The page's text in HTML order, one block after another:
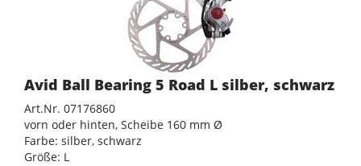
Avid Ball Bearing 5 Road L silber, schwarz
Art.Nr. 07176860
vorn oder hinten, Scheibe 160 mm Ø
Farbe: silber, schwarz
Größe: L